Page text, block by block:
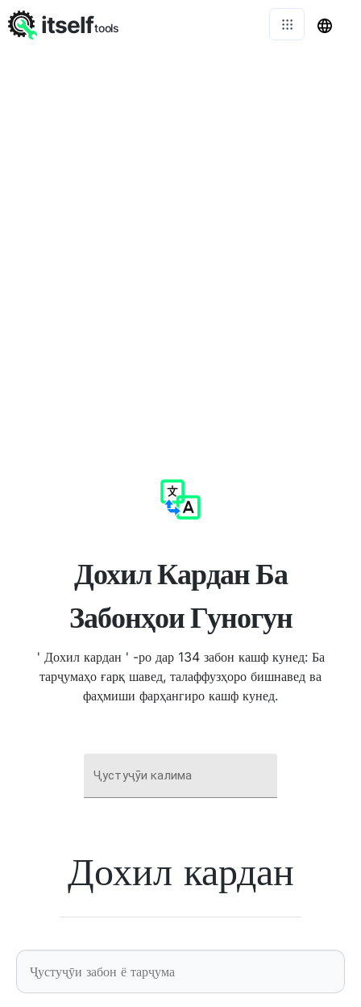
Дохил Кардан Ба
Забонҳои Гуногун
' Дохил кардан ' -ро дар 134 забон кашф кунед: Ба
тарҷумаҳо ғарқ шавед, талаффузҳоро бишнавед ва
фаҳмиши фарҳангиро кашф кунед.
Ҷустуҷӯи калима
Дохил кардан
itselftools